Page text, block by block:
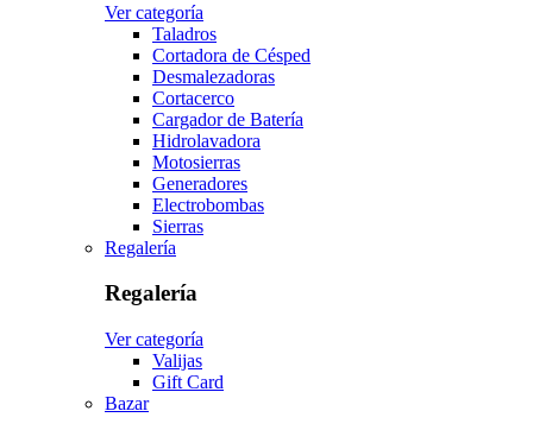
Ver categoría
Taladros
Cortadora de Césped
Desmalezadoras
Cortacerco
Cargador de Batería
Hidrolavadora
Motosierras
Generadores
Electrobombas
Sierras
Regalería
Regalería
Ver categoría
Valijas
Gift Card
Bazar